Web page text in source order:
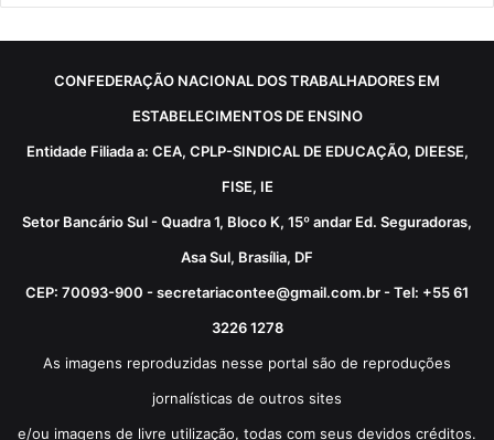
CONFEDERAÇÃO NACIONAL DOS TRABALHADORES EM
ESTABELECIMENTOS DE ENSINO
Entidade Filiada a: CEA, CPLP-SINDICAL DE EDUCAÇÃO, DIEESE,
FISE, IE
Setor Bancário Sul - Quadra 1, Bloco K, 15º andar Ed. Seguradoras,
Asa Sul, Brasília, DF
CEP: 70093-900 - secretariacontee@gmail.com.br - Tel: +55 61
3226 1278
As imagens reproduzidas nesse portal são de reproduções
jornalísticas de outros sites
e/ou imagens de livre utilização, todas com seus devidos créditos.